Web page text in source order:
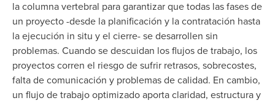
la columna vertebral para garantizar que todas las fases de
un proyecto -desde la planificación y la contratación hasta
la ejecución in situ y el cierre- se desarrollen sin
problemas. Cuando se descuidan los flujos de trabajo, los
proyectos corren el riesgo de sufrir retrasos, sobrecostes,
falta de comunicación y problemas de calidad. En cambio,
un flujo de trabajo optimizado aporta claridad, estructura y